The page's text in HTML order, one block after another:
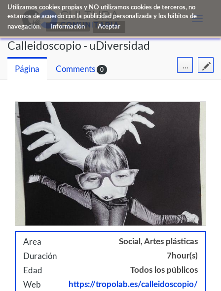
Utilizamos cookies propias y NO utilizamos cookies de terceros, no
estamos de acuerdo con la publicidad personalizada y los hábitos de
navegación.
Información
Toggle
Calleidoscopio - uDiversidad
Página Comments 0 ...
Area Social, Artes plásticas
Duración 7hour(s)
Edad Todos los públicos
Web https://tropolab.es/calleidoscopio/